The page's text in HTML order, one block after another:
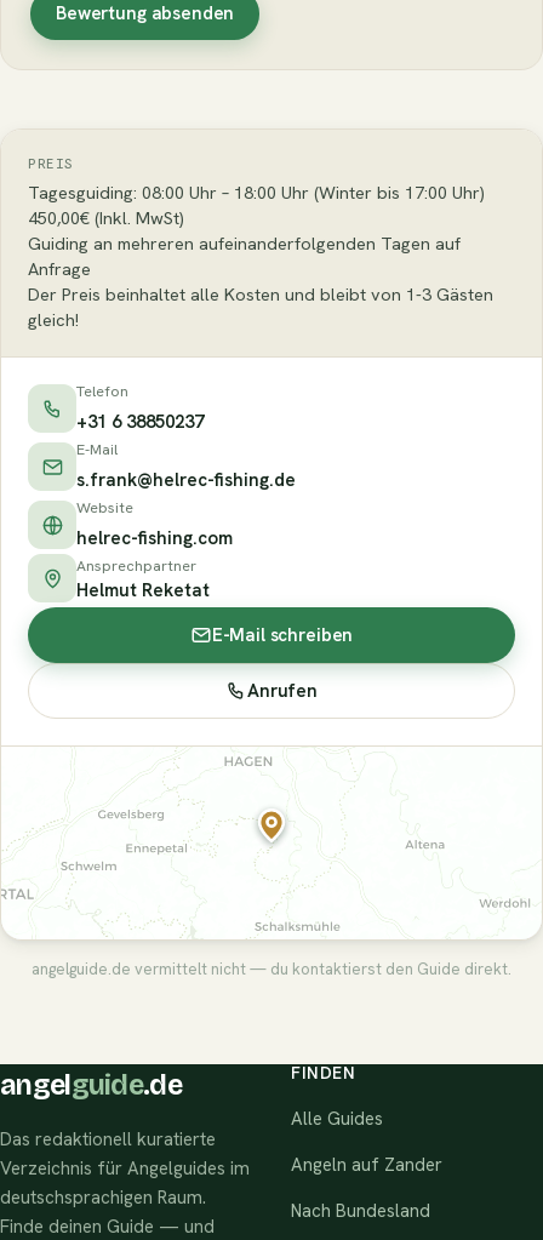
Bewertung absenden
PREIS
Tagesguiding: 08:00 Uhr – 18:00 Uhr (Winter bis 17:00 Uhr)
450,00€ (Inkl. MwSt)
Guiding an mehreren aufeinanderfolgenden Tagen auf
Anfrage
Der Preis beinhaltet alle Kosten und bleibt von 1-3 Gästen
gleich!
Telefon
+31 6 38850237
E-Mail
s.frank@helrec-fishing.de
Website
helrec-fishing.com
Ansprechpartner
Helmut Reketat
E-Mail schreiben
Anrufen
angelguide.de vermittelt nicht — du kontaktierst den Guide direkt.
angel guide.de
Das redaktionell kuratierte
Verzeichnis für Angelguides im
deutschsprachigen Raum.
Finde deinen Guide — und
FINDEN
Alle Guides
Angeln auf Zander
Nach Bundesland